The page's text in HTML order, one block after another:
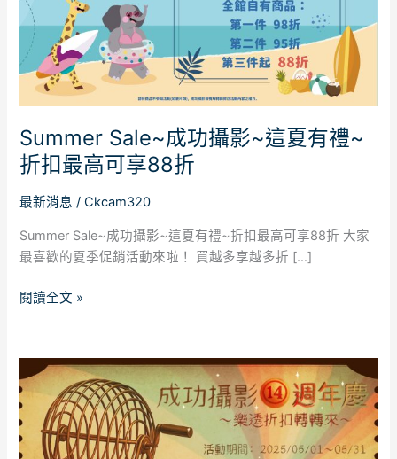
Summer Sale~成功攝影~這夏有禮~
折扣最高可享88折
最新消息 /Ckcam320
Summer Sale~成功攝影~這夏有禮~折扣最高可享88折 大家
最喜歡的夏季促銷活動來啦！ 買越多享越多折 […]
這
有
禮
扣
最
可
折
閱讀全文 »
功
攝
影
14